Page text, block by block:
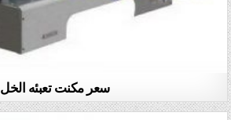
سعر مكنت تعبئه الخل